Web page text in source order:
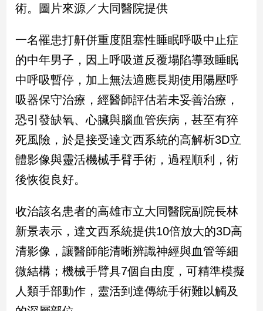
專
南
台
灣
觀
點
南
台
灣
觀
娛
樂
樂
星
術。圖片來源／大同醫院提供
一名罹患打鼾併重度阻塞性睡眠呼吸中止症
的中年男子，因上呼吸道反覆塌陷導致睡眠
中呼吸暫停，加上無法適應長期使用陽壓呼
吸器保守治療，經醫師評估若未妥善治療，
恐引發缺氧、心臟與腦血管疾病，甚至有猝
死風險，於是接受達文西系統的高解析3D立
體影像與靈活機械手臂手術，過程順利，術
後恢復良好。
收治該名患者的高雄市立大同醫院副院長林
新景表示，達文西系統提供10倍放大的3D高
清影像，讓醫師能清晰辨識神經與血管等細
微結構；機械手臂具7個自由度，可精準模擬
人類手部動作，靈活到達傳統手術難以觸及